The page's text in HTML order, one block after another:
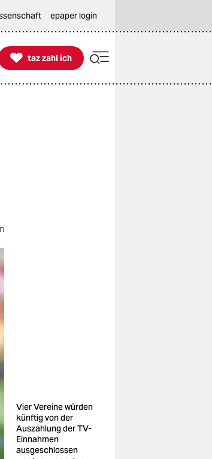
epaper login

taz zahl ich
taz zahl ich
Vier Vereine würden
künftig von der
Auszahlung der TV-
Einnahmen
ausgeschlossen